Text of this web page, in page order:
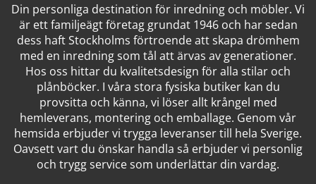
Din personliga destination för inredning och möbler. Vi
är ett familjeägt företag grundat 1946 och har sedan
dess haft Stockholms förtroende att skapa drömhem
med en inredning som tål att ärvas av generationer.
Hos oss hittar du kvalitetsdesign för alla stilar och
plånböcker. I våra stora fysiska butiker kan du
provsitta och känna, vi löser allt krångel med
hemleverans, montering och emballage. Genom vår
hemsida erbjuder vi trygga leveranser till hela Sverige.
Oavsett vart du önskar handla så erbjuder vi personlig
och trygg service som underlättar din vardag.